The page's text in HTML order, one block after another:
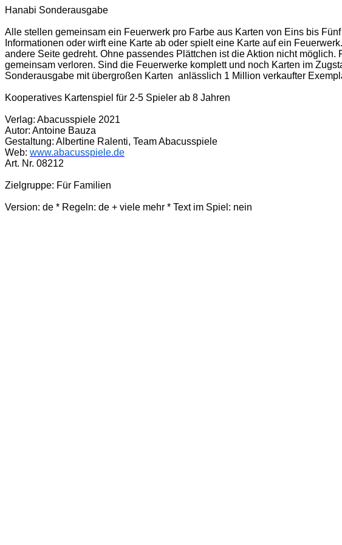
Hanabi Sonderausgabe
Alle stellen gemeinsam ein Feuerwerk pro Farbe aus Karten von Eins bis
Informationen oder wirft eine Karte ab oder spielt eine Karte auf ein
andere Seite gedreht. Ohne passendes Plättchen ist die Aktion nicht
gemeinsam verloren. Sind die Feuerwerke komplett und noch Karten im
Sonderausgabe mit übergroßen Karten anlässlich 1 Million verkaufter
Kooperatives Kartenspiel für 2-5 Spieler ab 8 Jahren
Verlag: Abacusspiele 2021
Autor: Antoine Bauza
Gestaltung: Albertine Ralenti, Team Abacusspiele
Web: www.abacusspiele.de
Art. Nr. 08212
Zielgruppe: Für Familien
Version: de * Regeln: de + viele mehr * Text im Spiel: nein